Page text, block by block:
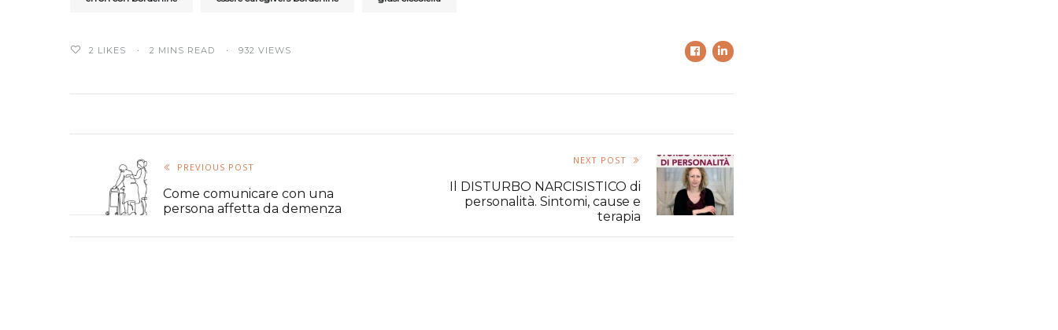
2 LIKES 2 MINS READ 932 VIEWS
PREVIOUS POST
Come comunicare con una
persona affetta da demenza
NEXT POST
Il DISTURBO NARCISISTICO di
personalità. Sintomi, cause e
terapia